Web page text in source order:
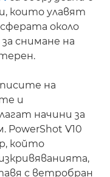
които улавят
около
снимане на
на
и
начини за
PowerShot V10
който
с ветробран